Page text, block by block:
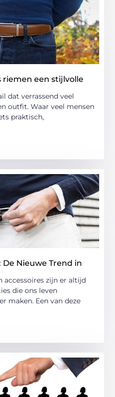
een stijlvolle
dat verrassend veel
outfit. Waar veel mensen
praktisch,
Nieuwe Trend in
accessoires zijn er altijd
die ons leven
maken. Een van deze